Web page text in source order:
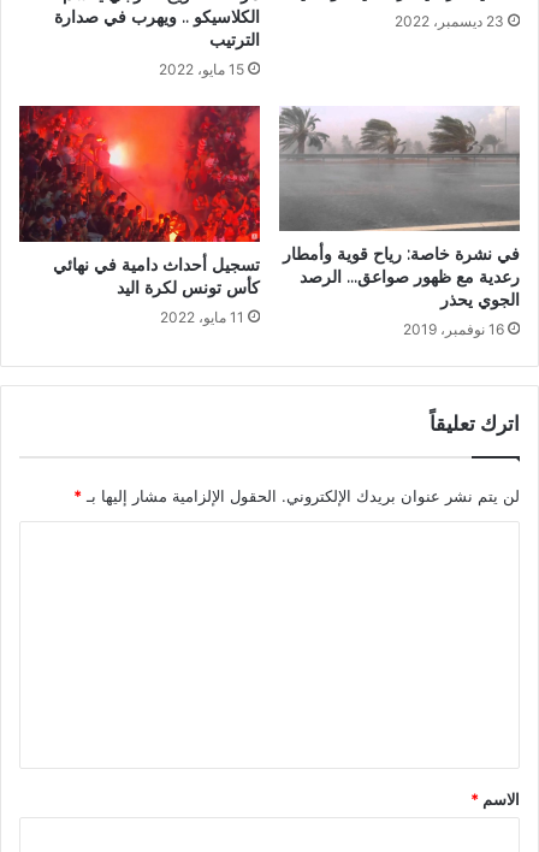
23 ديسمبر، 2022
الكلاسيكو .. ويهرب في صدارة
الترتيب
15 مايو، 2022
في نشرة خاصة: رياح قوية وأمطار
رعدية مع ظهور صواعق… الرصد
الجوي يحذر
16 نوفمبر، 2019
تسجيل أحداث دامية في نهائي
كأس تونس لكرة اليد
11 مايو، 2022
اترك تعليقاً
لن يتم نشر عنوان بريدك الإلكتروني. الحقول الإلزامية مشار إليها بـ *
*
الاسم *